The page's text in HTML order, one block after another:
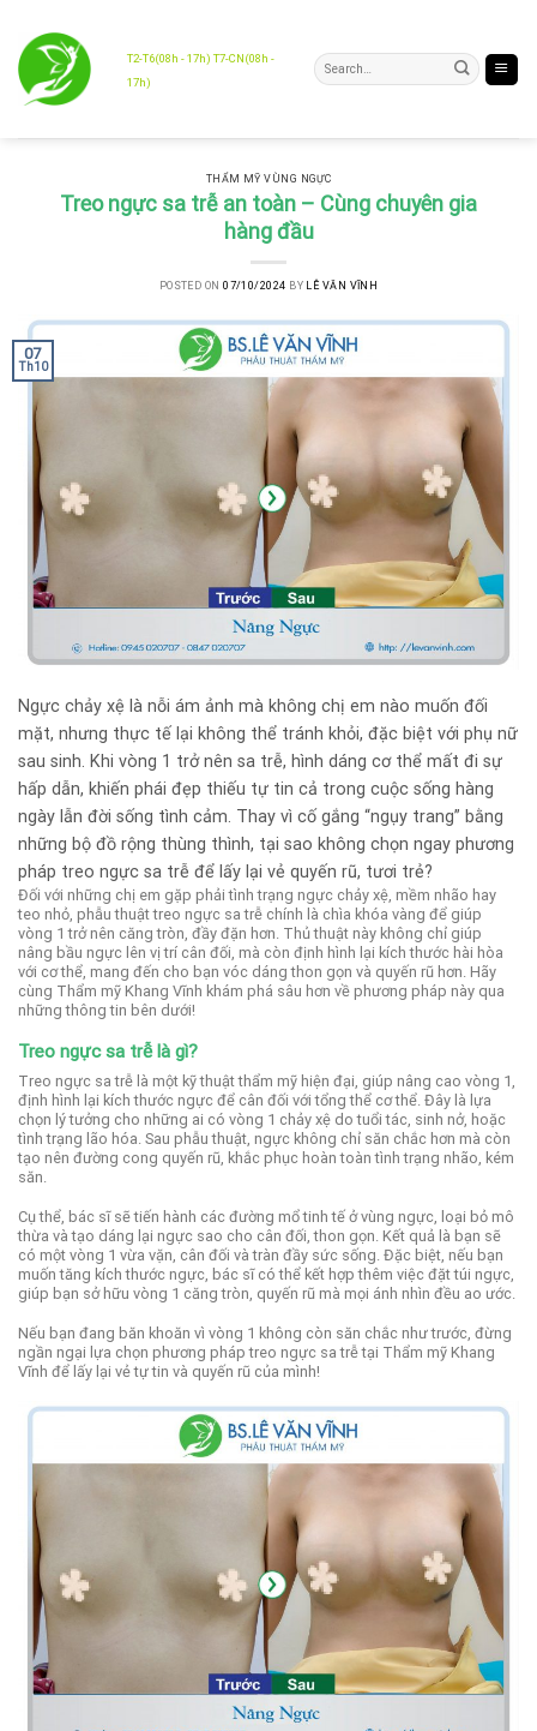
content
T2-T6(08h - 17h) T7-CN(08h -
17h)
THẨM MỸ VÙNG NGỰC
Treo ngực sa trễ an toàn – Cùng chuyên gia
hàng đầu
POSTED ON07/10/2024 BY LÊ VĂN VĨNH
07
Th10
Ngực chảy xệ là nỗi ám ảnh mà không chị em nào muốn đối
mặt, nhưng thực tế lại không thể tránh khỏi, đặc biệt với phụ nữ
sau sinh. Khi vòng 1 trở nên sa trễ, hình dáng cơ thể mất đi sự
hấp dẫn, khiến phái đẹp thiếu tự tin cả trong cuộc sống hàng
ngày lẫn đời sống tình cảm. Thay vì cố gắng “ngụy trang” bằng
những bộ đồ rộng thùng thình, tại sao không chọn ngay phương
pháp treo ngực sa trễ để lấy lại vẻ quyến rũ, tươi trẻ?
Đối với những chị em gặp phải tình trạng ngực chảy xệ, mềm nhão hay
teo nhỏ, phẫu thuật treo ngực sa trễ chính là chìa khóa vàng để giúp
vòng 1 trở nên căng tròn, đầy đặn hơn. Thủ thuật này không chỉ giúp
nâng bầu ngực lên vị trí cân đối, mà còn định hình lại kích thước hài hòa
với cơ thể, mang đến cho bạn vóc dáng thon gọn và quyến rũ hơn. Hãy
cùng Thẩm mỹ Khang Vĩnh khám phá sâu hơn về phương pháp này qua
những thông tin bên dưới!
Treo ngực sa trễ là gì?
Treo ngực sa trễ là một kỹ thuật thẩm mỹ hiện đại, giúp nâng cao vòng 1,
định hình lại kích thước ngực để cân đối với tổng thể cơ thể. Đây là lựa
chọn lý tưởng cho những ai có vòng 1 chảy xệ do tuổi tác, sinh nở, hoặc
tình trạng lão hóa. Sau phẫu thuật, ngực không chỉ săn chắc hơn mà còn
tạo nên đường cong quyến rũ, khắc phục hoàn toàn tình trạng nhão, kém
săn.
Cụ thể, bác sĩ sẽ tiến hành các đường mổ tinh tế ở vùng ngực, loại bỏ mô
thừa và tạo dáng lại ngực sao cho cân đối, thon gọn. Kết quả là bạn sẽ
có một vòng 1 vừa vặn, cân đối và tràn đầy sức sống. Đặc biệt, nếu bạn
muốn tăng kích thước ngực, bác sĩ có thể kết hợp thêm việc đặt túi ngực,
giúp bạn sở hữu vòng 1 căng tròn, quyến rũ mà mọi ánh nhìn đều ao ước.
Nếu bạn đang băn khoăn vì vòng 1 không còn săn chắc như trước, đừng
ngần ngại lựa chọn phương pháp treo ngực sa trễ tại Thẩm mỹ Khang
Vĩnh để lấy lại vẻ tự tin và quyến rũ của mình!